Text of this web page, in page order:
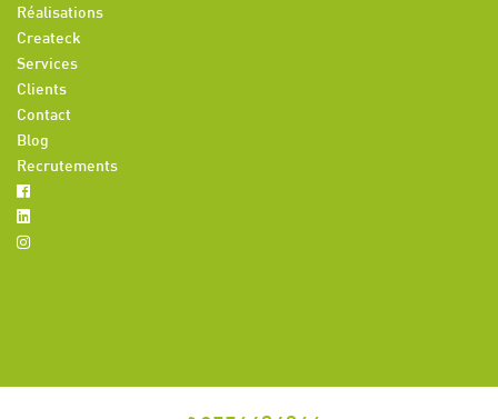
Réalisations
Createck
Services
Clients
Contact
Blog
Recrutements